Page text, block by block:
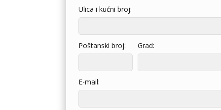
Ulica i kućni broj:
Poštanski broj: Grad:
E-mail: